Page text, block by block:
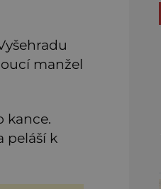
manžel
kance.
peláší k